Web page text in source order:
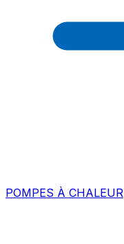
POMPES À CHALEUR